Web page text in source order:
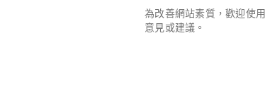
為改善網站素質，歡迎使用
意見或建議。